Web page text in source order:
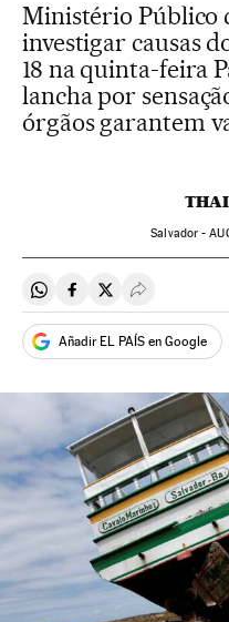
Ministério Público
investigar causas
18 na quinta-feira
lancha por
órgãos garantem
Salvador -
Compartir en Whatsapp
Compartir en
Compartir en
Desplegar
Añadir EL PAÍS en Google